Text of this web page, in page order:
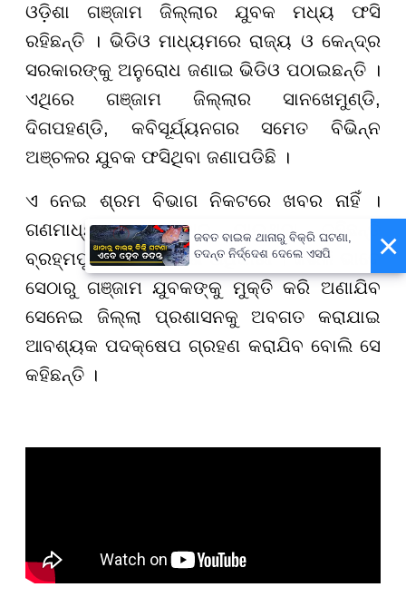
ଓଡ଼ିଶା ଗଞ୍ଜାମ ଜିଲ୍ଲାର ଯୁବକ ମଧ୍ୟ ଫସି
ରହିଛନ୍ତି । ଭିଡିଓ ମାଧ୍ୟମରେ ରାଜ୍ୟ ଓ କେନ୍ଦ୍ର
ସରକାରଙ୍କୁ ଅନୁରୋଧ ଜଣାଇ ଭିଡିଓ ପଠାଇଛନ୍ତି ।
ଏଥିରେ ଗଞ୍ଜାମ ଜିଲ୍ଲାର ସାନଖେମୁଣ୍ଡି,
ଦିଗପହଣ୍ଡି, କବିସୂର୍ଯ୍ୟନଗର ସମେତ ବିଭିନ୍ନ
ଅଞ୍ଚଳର ଯୁବକ ଫସିଥିବା ଜଣାପଡିଛି ।
ଏ ନେଇ ଶ୍ରମ ବିଭାଗ ନିକଟରେ ଖବର ନାହିଁ ।
ଗଣମାଧ୍ୟମରୁ ଜାଣିବାକୁ ପାଇଥିବା କହିଛନ୍ତି
ବ୍ରହ୍ମପୁର ଶ୍ରମ ବିଭାଗ ଅଧିକାରୀ । କିଭଳି ଭାବେ
ସେଠାରୁ ଗଞ୍ଜାମ ଯୁବକଙ୍କୁ ମୁକ୍ତି କରି ଅଣାଯିବ
ସେନେଇ ଜିଲ୍ଲା ପ୍ରଶାସନକୁ ଅବଗତ କରାଯାଇ
ଆବଶ୍ୟକ ପଦକ୍ଷେପ ଗ୍ରହଣ କରାଯିବ ବୋଲି ସେ
କହିଛନ୍ତି ।
×
ଜବତ ବାଇକ ଥାନାରୁ ବିକ୍ରି ଘଟଣା,
ତଦନ୍ତ ନିର୍ଦ୍ଦେଶ ଦେଲେ ଏସପି